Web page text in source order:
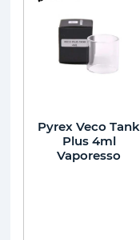
Pyrex Veco Tank
Plus 4ml
Vaporesso